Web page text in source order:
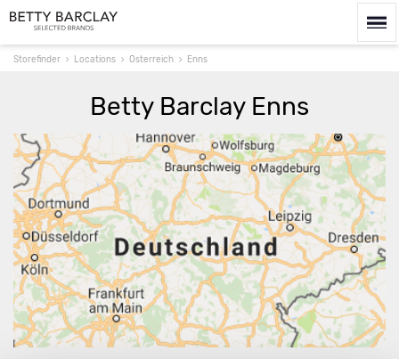
Storefinder Locations Österreich Enns
Betty Barclay Enns
Route berechnen